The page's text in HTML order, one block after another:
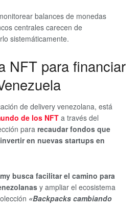
balances de monedas
centrales carecen de
sistemáticamente.
NFT para financiar
de delivery venezolana, está
de los NFT a través del
para recaudar fondos que
en nuevas startups en
busca facilitar el camino para
y ampliar el ecosistema
«Backpacks cambiando